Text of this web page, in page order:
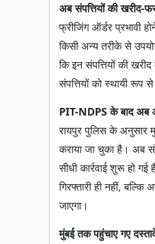
अब संपत्तियों की खरीद-
फ्रीजिंग ऑर्डर प्रभावी
किसी अन्य तरीके से
कि इन संपत्तियों की
संपत्तियों को स्थायी रूप
PIT-NDPS के बाद अब
रायपुर पुलिस के अनुसार
कराया जा चुका है। अब
सीधी कार्रवाई शुरू हो
गिरफ्तारी ही नहीं,
जाएगा।
मुंबई तक पहुंचाए गए